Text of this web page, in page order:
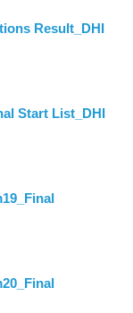
Result_DHI
Start List_DHI